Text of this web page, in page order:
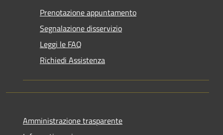
Prenotazione appuntamento
Segnalazione disservizio
Leggi le FAQ
Richiedi Assistenza
Amministrazione trasparente